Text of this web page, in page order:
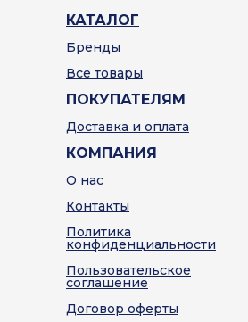
ПОКУПАТЕЛЯМ
Доставка и оплата
КАТАЛОГ
Бренды
Все товары
Пользовательское
соглашение
Договор оферты
Политика
конфиденциальности
КОМПАНИЯ
О нас
Контакты